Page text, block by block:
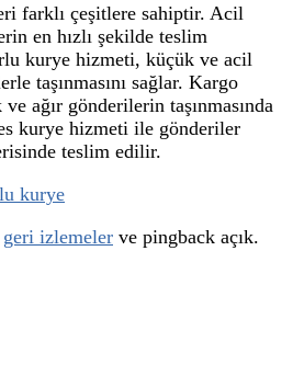
farklı çeşitlere sahiptir. Acil
en hızlı şekilde teslim
kurye hizmeti, küçük ve acil
taşınmasını sağlar. Kargo
ağır gönderilerin taşınmasında
kurye hizmeti ile gönderiler
teslim edilir.
kurye
geri izlemeler ve pingback açık.